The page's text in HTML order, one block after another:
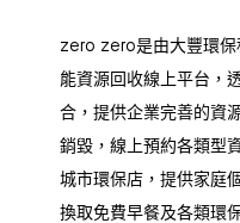
zero zero是由大豐環保
能資源回收線上平台，
合，提供企業完善的資
銷毀，線上預約各類型
城市環保店，提供家庭
換取免費早餐及各類環